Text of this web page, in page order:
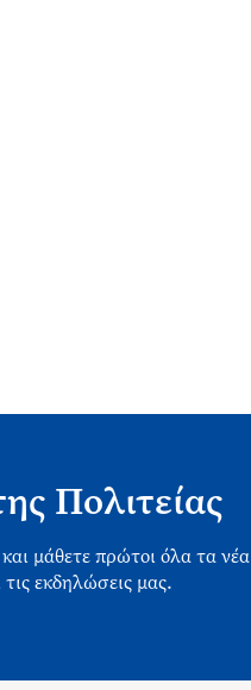
Πολιτείας
μάθετε πρώτοι όλα τα νέα
τις εκδηλώσεις μας.